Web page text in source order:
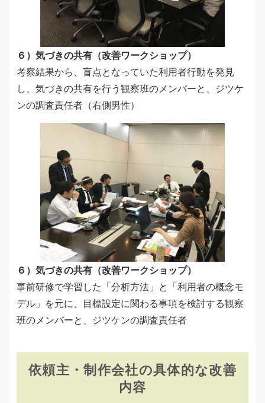
６）気づきの共有（改善ワークショップ）
考察結果から、盲点となっていた利用者行動を発見
し、気づきの共有を行う観察班のメンバーと、ジツケ
ンの調査責任者（右側男性）
６）気づきの共有（改善ワークショップ）
事前研修で学習した「分析方法」と「利用者の概念モ
デル」を元に、目標設定に関わる事項を検討する観察
班のメンバーと、ジツケンの調査責任者
依頼主・制作会社の具体的な改善
内容